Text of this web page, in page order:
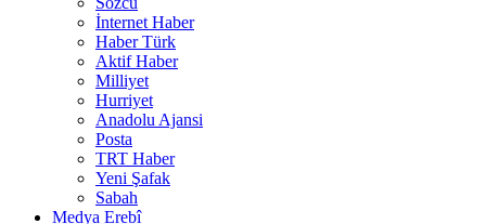
İnternet Haber
Haber Türk
Aktif Haber
Milliyet
Hurriyet
Anadolu Ajansi
Posta
TRT Haber
Yeni Şafak
Sabah
Medya Erebî